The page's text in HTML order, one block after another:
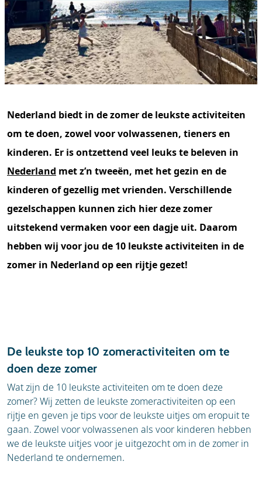
Nederland biedt in de zomer de leukste activiteiten
om te doen, zowel voor volwassenen, tieners en
kinderen. Er is ontzettend veel leuks te beleven in
Nederland met z’n tweeën, met het gezin en de
kinderen of gezellig met vrienden. Verschillende
gezelschappen kunnen zich hier deze zomer
uitstekend vermaken voor een dagje uit. Daarom
hebben wij voor jou de 10 leukste activiteiten in de
zomer in Nederland op een rijtje gezet!
De leukste top 10 zomeractiviteiten om te
doen deze zomer
Wat zijn de 10 leukste activiteiten om te doen deze
zomer? Wij zetten de leukste zomeractiviteiten op een
rijtje en geven je tips voor de leukste uitjes om eropuit te
gaan. Zowel voor volwassenen als voor kinderen hebben
we de leukste uitjes voor je uitgezocht om in de zomer in
Nederland te ondernemen.